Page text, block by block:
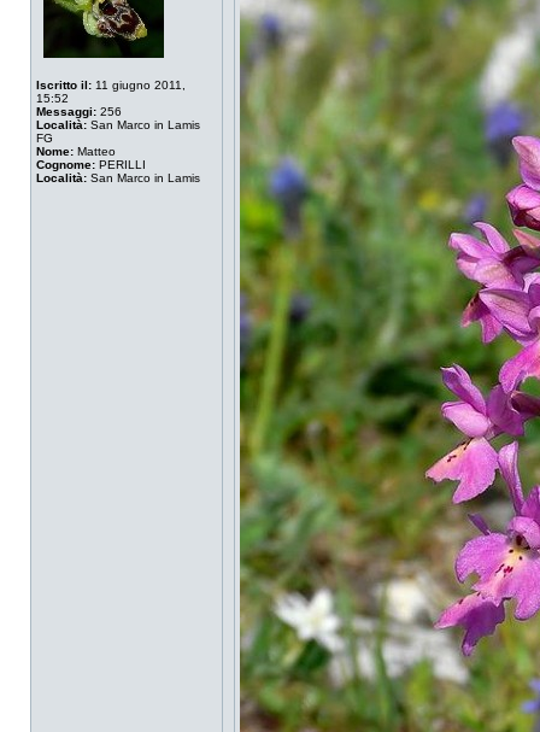
Iscritto il: 11 giugno 2011,
15:52
Messaggi: 256
Località: San Marco in Lamis
FG
Nome: Matteo
Cognome: PERILLI
Località: San Marco in Lamis